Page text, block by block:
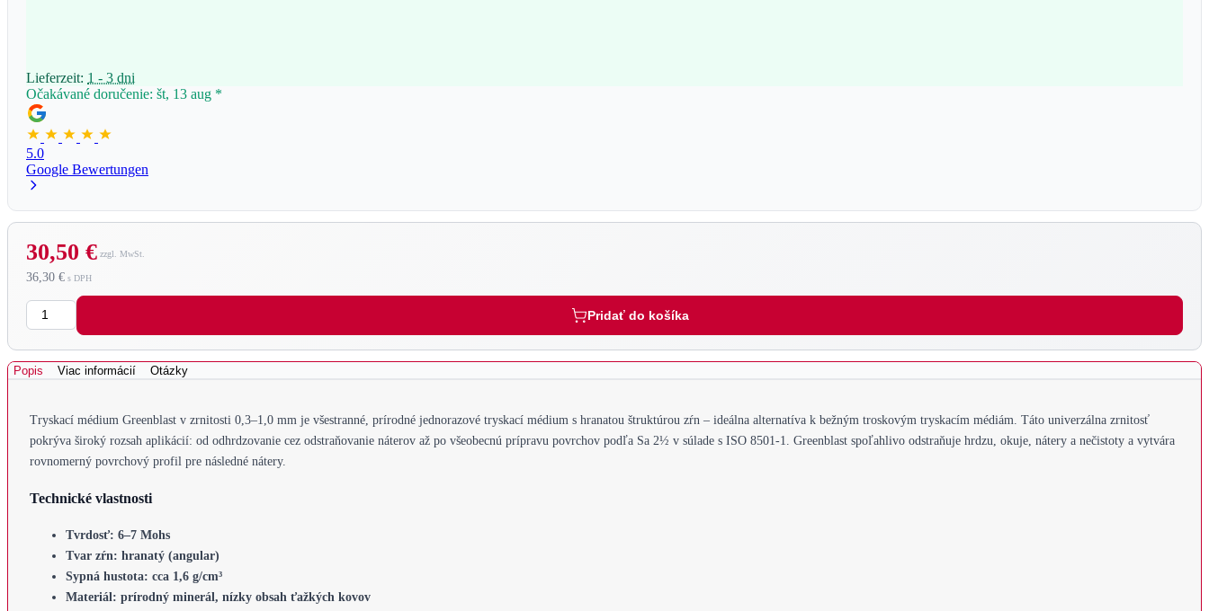
Lieferzeit: 1 - 3 dni
Očakávané doručenie: št, 13 aug *
5.0
Google Bewertungen
36,30 €
30,50 €
Množstvo
Pridať do košíka
Popis Viac informácií Otázky
Tryskací médium Greenblast v zrnitosti 0,3–1,0 mm je všestranné, prírodné jednorazové tryskací médium s hranatou štruktúrou zŕn – ideálna alternatíva k bežným troskovým tryskacím médiám. Táto univerzálna zrnitosť
pokrýva široký rozsah aplikácií: od odhrdzovanie cez odstraňovanie náterov až po všeobecnú prípravu povrchov podľa Sa 2½ v súlade s ISO 8501-1. Greenblast spoľahlivo odstraňuje hrdzu, okuje, nátery a nečistoty a vytvára
rovnomerný povrchový profil pre následné nátery.
Technické vlastnosti
Tvrdosť: 6–7 Mohs
Tvar zŕn: hranatý (angular)
Sypná hustota: cca 1,6 g/cm³
Materiál: prírodný minerál, nízky obsah ťažkých kovov